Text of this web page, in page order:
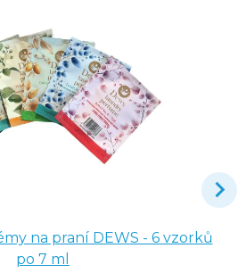
na praní DEWS - 6 vzorků
po 7 ml